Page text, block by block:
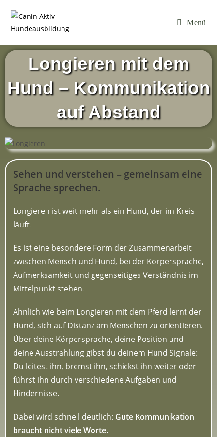
Menü
Longieren mit dem
Hund – Kommunikation
auf Abstand
Sehen und verstehen – gemeinsam eine
Sprache sprechen.
Longieren ist weit mehr als ein Hund, der im Kreis
läuft.
Es ist eine besondere Form der Zusammenarbeit
zwischen Mensch und Hund, bei der Körpersprache,
Aufmerksamkeit und gegenseitiges Verständnis im
Mittelpunkt stehen.
Ähnlich wie beim Longieren mit dem Pferd lernt der
Hund, sich auf Distanz am Menschen zu orientieren.
Über deine Körpersprache, deine Position und
deine Ausstrahlung gibst du deinem Hund Signale:
Du leitest ihn, bremst ihn, schickst ihn weiter oder
führst ihn durch verschiedene Aufgaben und
Hindernisse.
Dabei wird schnell deutlich: Gute Kommunikation
braucht nicht viele Worte.